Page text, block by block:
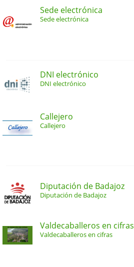
Sede electrónica
Sede electrónica
DNI electrónico
DNI electrónico
Callejero
Callejero
Diputación de Badajoz
Diputación de Badajoz
Valdecaballeros en cifras
Valdecaballeros en cifras